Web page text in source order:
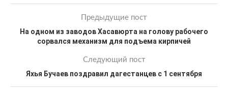
Предыдущие пост
На одном из заводов Хасавюрта на голову рабочего
сорвался механизм для подъема кирпичей
Следующий пост
Яхья Бучаев поздравил дагестанцев с 1 сентября